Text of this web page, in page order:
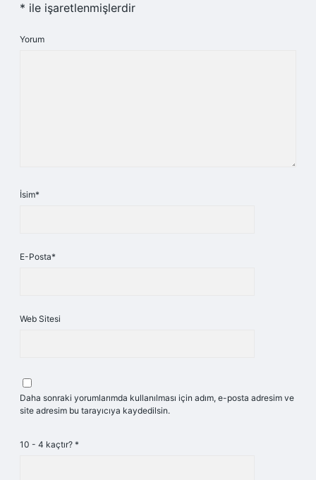
* ile işaretlenmişlerdir
Yorum
İsim*
E-Posta*
Web Sitesi
Daha sonraki yorumlarımda kullanılması için adım, e-posta adresim ve
site adresim bu tarayıcıya kaydedilsin.
10 - 4 kaçtır? *